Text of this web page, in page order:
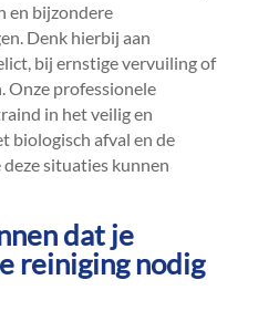
en bijzondere
Denk hierbij aan
bij ernstige vervuiling of
Onze professionele
in het veilig en
biologisch afval en de
situaties kunnen
dat je
reiniging nodig